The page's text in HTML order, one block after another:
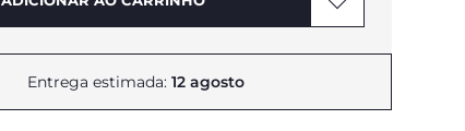
AVISAR DA DISPONIBILIDADE
AVISAR DA DISPONIBILIDADE
Entrega estimada: 12 agosto